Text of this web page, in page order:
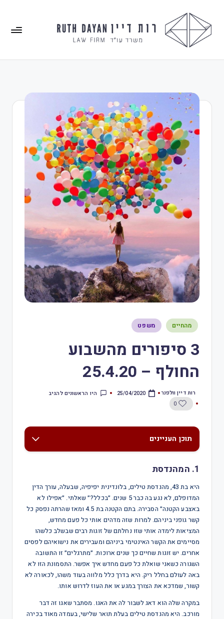
מהחיים משפט
3 סיפורים מהשבוע
החולף – 25.4.20
רות דיין וולפנר 25/04/2020
היו הראשונים להגיב
0
תוכן העניינים
1. המהנדסת
היא בת 43, מהנדסת טילים, בלונדינית יפיפיה, שבעלה, עורך הדין
המדופלם, לא נגע בה כבר 5 שנים. ״בכלל?״ שאלתי. ״אפילו לא
באצבע הקטנה״ הסבירה. בתם הקטנה בת 4.5 ומאז שהרתה נפסק כל
קשר גופני ביניהם. למרות שזה מדהים אותי כל פעם מחדש,
המציאות לימדה אותי שזו נחלתם של זוגות רבים שבשלב כלשהו
מסיימים את הקשר האינטימי ביניהם ומעבירים את נישואיהם לפסים
אחרים. יש זוגות שחיים כך שנים ארוכות. ״מתרגלים״ זו התשובה
השגורה כשאני שואלת כל פעם מחדש איך אפשר. התסמונת הזו לא
באה לעולם בחלל ריק. היא בדרך כלל מלווה בעוד משהו, לכאורה לא
קשור, שמדכא את הצורך במגע או את העוז לדרוש אותו.
במקרה שלה הוא דאג לשבור לה את האגו. מסתבר שאגו זה דבר
מורכב. היא מהנדסת טילים בעלת תואר שלישי, בעמדה מאוד בכירה